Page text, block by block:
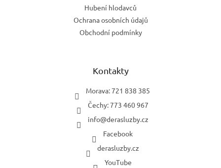
Hubení hlodavců
Ochrana osobních údajů
Obchodní podmínky
Kontakty
Morava: 721 838 385
Čechy: 773 460 967
info@derasluzby.cz
Facebook
derasluzby.cz
YouTube